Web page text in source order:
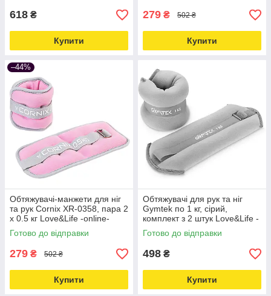
618 ₴
Купити
279 ₴ 502 ₴
Купити
–44%
Обтяжувачі-манжети для ніг
та рук Cornix XR-0358, пара 2
x 0.5 кг Love&Life -online-
multimarket-
Готово до відправки
279 ₴ 502 ₴
Купити
Обтяжувачі для рук та ніг
Gymtek по 1 кг, сірий,
комплект з 2 штук Love&Life -
online-multimarket-
Готово до відправки
498 ₴
Купити